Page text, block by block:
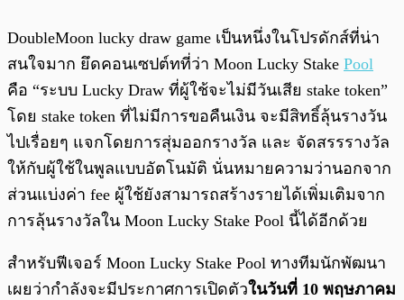
DoubleMoon lucky draw game เป็นหนึ่งในโปรดักส์ที่น่า
สนใจมาก ยึดคอนเซปต์ทที่ว่า Moon Lucky Stake Pool
คือ “ระบบ Lucky Draw ที่ผู้ใช้จะไม่มีวันเสีย stake token”
โดย stake token ที่ไม่มีการขอคืนเงิน จะมีสิทธิ์ลุ้นรางวัน
ไปเรื่อยๆ แจกโดยการสุ่มออกรางวัล และ จัดสรรรางวัล
ให้กับผู้ใช้ในพูลแบบอัตโนมัติ นั่นหมายความว่านอกจาก
ส่วนแบ่งค่า fee ผู้ใช้ยังสามารถสร้างรายได้เพิ่มเติมจาก
การลุ้นรางวัลใน Moon Lucky Stake Pool นี้ได้อีกด้วย
สำหรับฟีเจอร์ Moon Lucky Stake Pool ทางทีมนักพัฒนา
เผยว่ากำลังจะมีประกาศการเปิดตัวในวันที่ 10 พฤษภาคม